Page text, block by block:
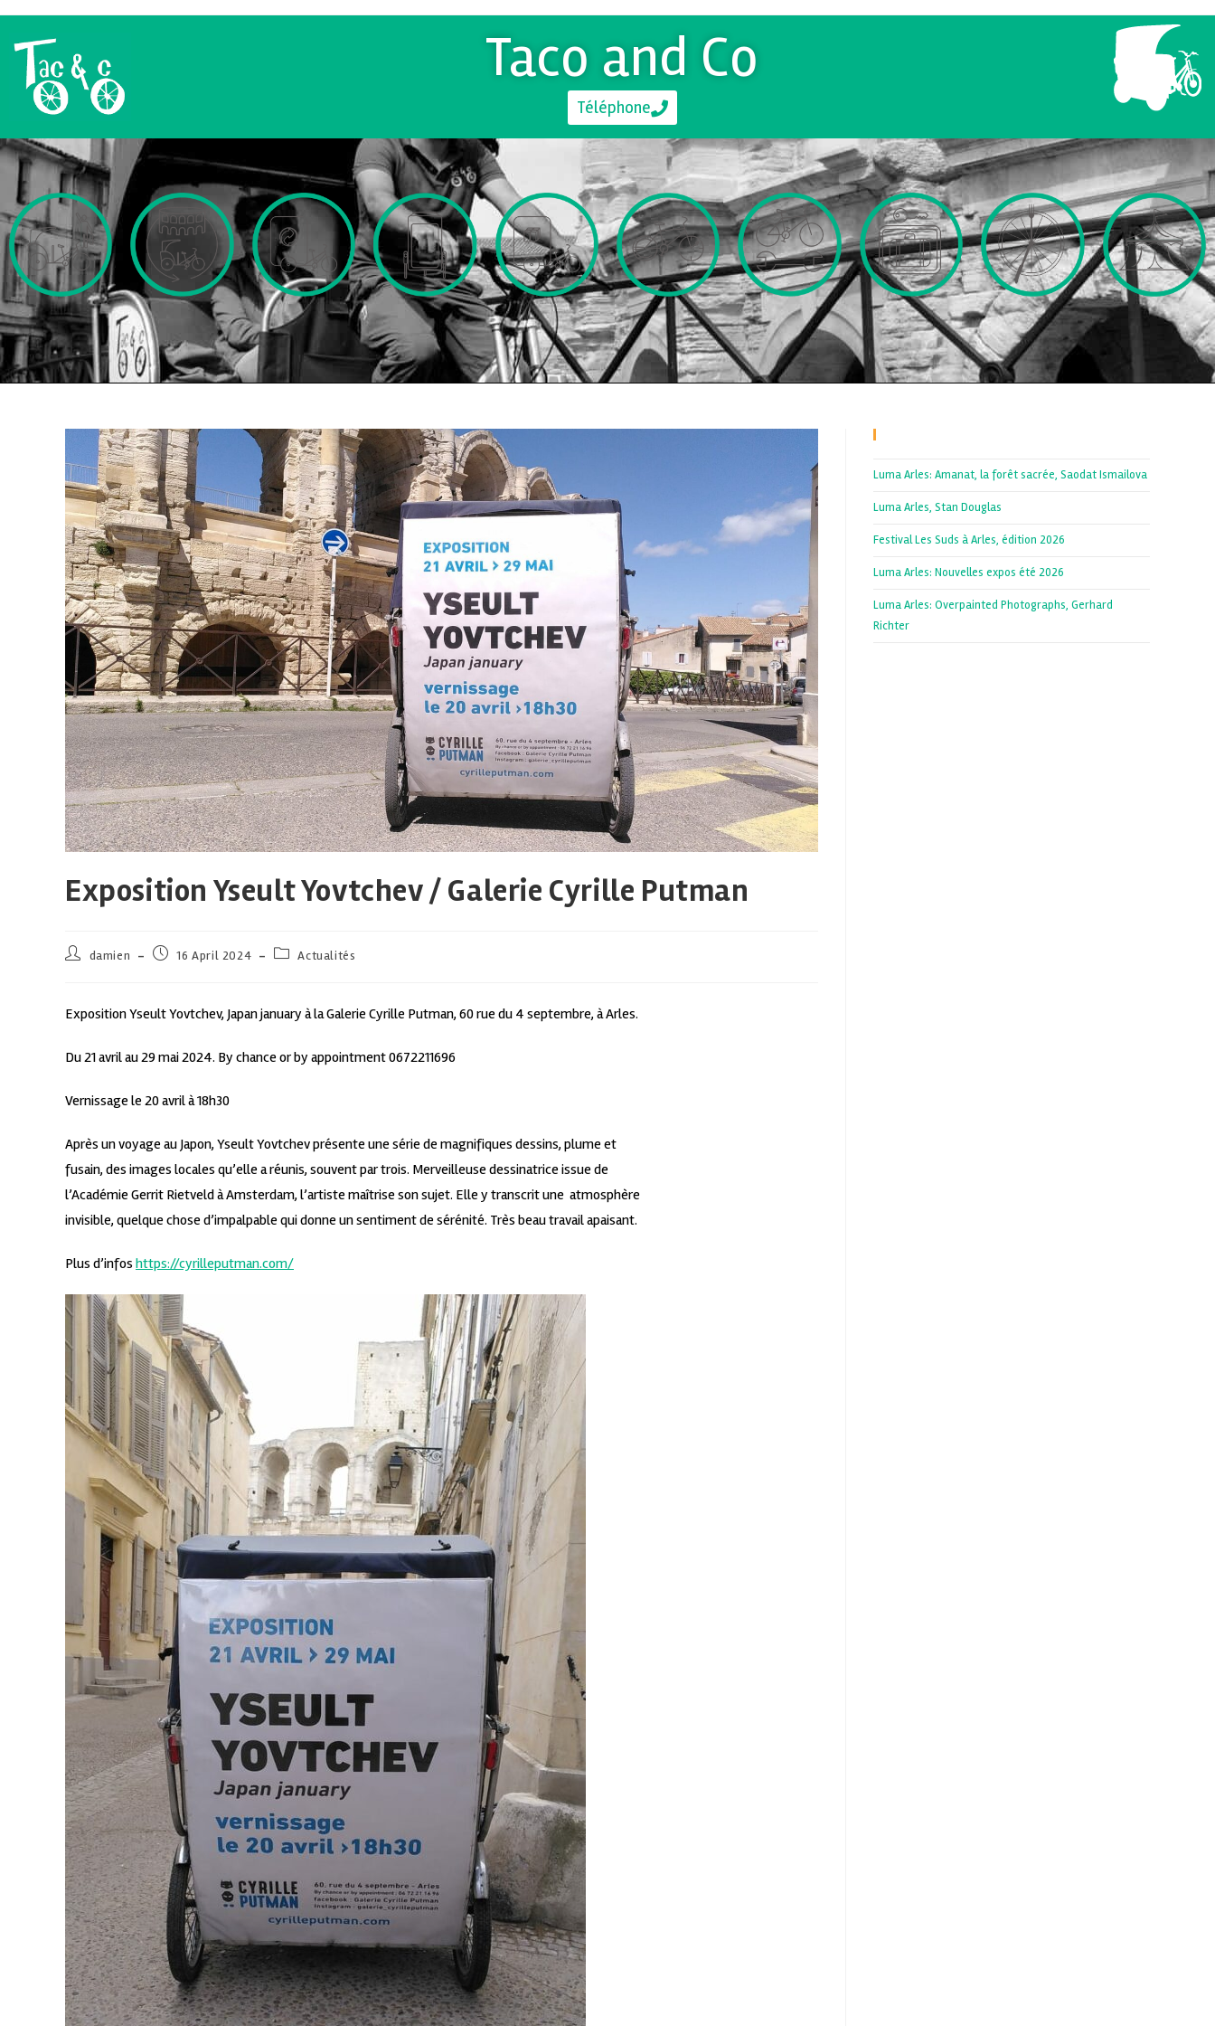
Taco and Co
Téléphone
Exposition Yseult Yovtchev / Galerie Cyrille Putman
damien 16 April 2024 Actualités
Exposition Yseult Yovtchev, Japan january à la Galerie Cyrille Putman, 60 rue du 4 septembre, à Arles.
Du 21 avril au 29 mai 2024. By chance or by appointment 0672211696
Vernissage le 20 avril à 18h30
Après un voyage au Japon, Yseult Yovtchev présente une série de magnifiques dessins, plume et
fusain, des images locales qu’elle a réunis, souvent par trois. Merveilleuse dessinatrice issue de
l’Académie Gerrit Rietveld à Amsterdam, l’artiste maîtrise son sujet. Elle y transcrit une atmosphère
invisible, quelque chose d’impalpable qui donne un sentiment de sérénité. Très beau travail apaisant.
Plus d’infos https://cyrilleputman.com/
Luma Arles: Amanat, la forêt sacrée, Saodat Ismailova
Luma Arles, Stan Douglas
Festival Les Suds à Arles, édition 2026
Luma Arles: Nouvelles expos été 2026
Luma Arles: Overpainted Photographs, Gerhard
Richter